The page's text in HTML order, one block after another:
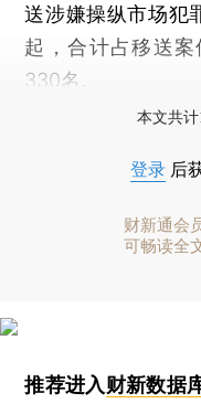
送涉嫌操纵市场犯
起，合计占移送案
330名。
本文共
登录 后
财新通会
可畅读全
推荐进入财新数据